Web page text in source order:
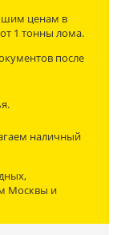
ценам в
1 тонны лома.
после
наличный
Москвы и